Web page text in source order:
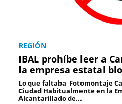
REGIÓN
IBAL prohíbe leer a
la empresa estatal
Lo que faltaba Fotomontaje
Ciudad Habitualmente en la
Alcantarillado de...